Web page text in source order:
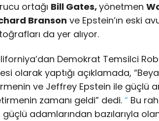
ortağı Bill Gates,yönetmen
Branson ve Epstein’ın eski
da yer alıyor.
Demokrat Temsilci
olarak yaptığı açıklamada,
ve Jeffrey Epstein ile güçlü
zamanı geldi” dedi. “ Bu
güçlü adamlarından bazılarıyla